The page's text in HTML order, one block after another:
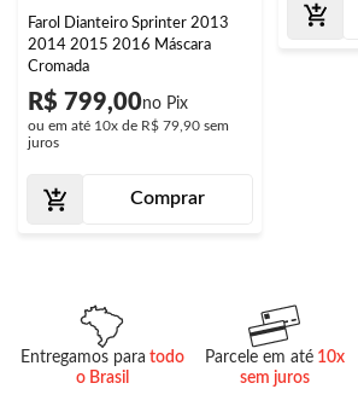
Farol Dianteiro Sprinter 2013
2014 2015 2016 Máscara
Cromada
R$ 799,00
ou em até 10x de R$ 79,90 sem
juros
Comprar
Entregamos para todo
o Brasil
Parcele em até10x
sem juros